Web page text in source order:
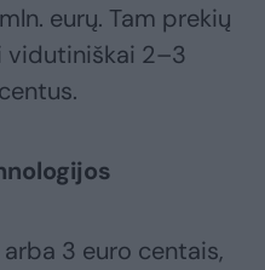
eurų. Tam prekių
vidutiniškai 2–3
3 euro centais,